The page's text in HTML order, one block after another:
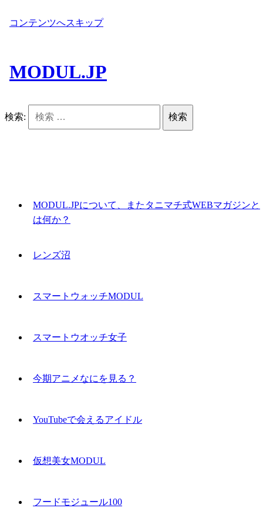
コンテンツへスキップ
MODUL.JP
検索:
MODUL.JPについて、またタニマチ式WEBマガジンと
は何か？
レンズ沼
スマートウォッチMODUL
スマートウオッチ女子
今期アニメなにを見る？
YouTubeで会えるアイドル
仮想美女MODUL
フードモジュール100